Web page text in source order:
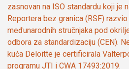
zasnovan na ISO standardu koji je
Reportera bez granica (RSF)
međunarodnih stručnjaka pod
odbora za standardizaciju (CEN).
kuća Deloitte je certificirala
programu JTI i CWA 17493:2019.